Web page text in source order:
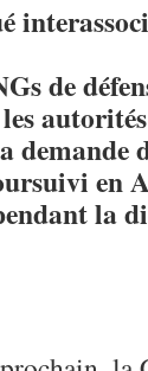
de
en
la